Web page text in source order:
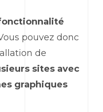
pouvez donc
de
sites avec
graphiques